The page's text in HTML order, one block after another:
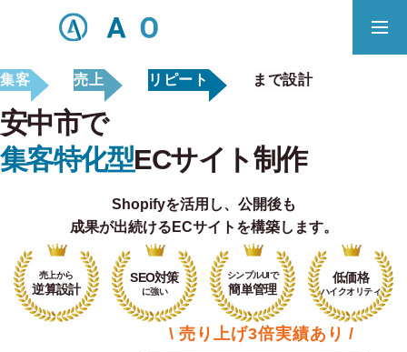
事業内容 無料相談
ECサイト制作対応エリア
あっ！と おどろく、みらいをつくる。
SERVICE
事業概要
集客 売上 リピート まで設計
安中市で
集客特化型ECサイト制作
Shopifyを活用し、 公開後も
成果が出続けるECサイトを構築します。
売上から
逆算設計
SEO対策
に強い
シンプルUIで
簡単管理
低価格
ハイクオリティ
\ 売り上げ3倍実績あり /